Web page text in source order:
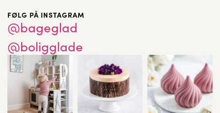
FØLG PÅ INSTAGRAM
@bageglad
@boligglade